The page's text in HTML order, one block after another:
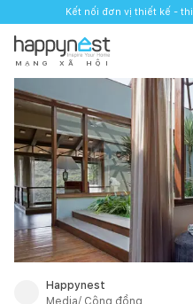
Kết nối đơn vị thiết kế -
M Ạ N G X Ã H Ộ I
Happynest
Media/ Cộng đồng